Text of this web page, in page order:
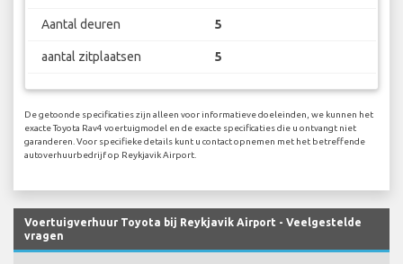
Aantal deuren 5
aantal zitplaatsen 5
De getoonde specificaties zijn alleen voor informatieve doeleinden, we kunnen het
exacte Toyota Rav4 voertuigmodel en de exacte specificaties die u ontvangt niet
garanderen. Voor specifieke details kunt u contact opnemen met het betreffende
autoverhuurbedrijf op Reykjavik Airport.
Voertuigverhuur Toyota bij Reykjavik Airport - Veelgestelde
vragen